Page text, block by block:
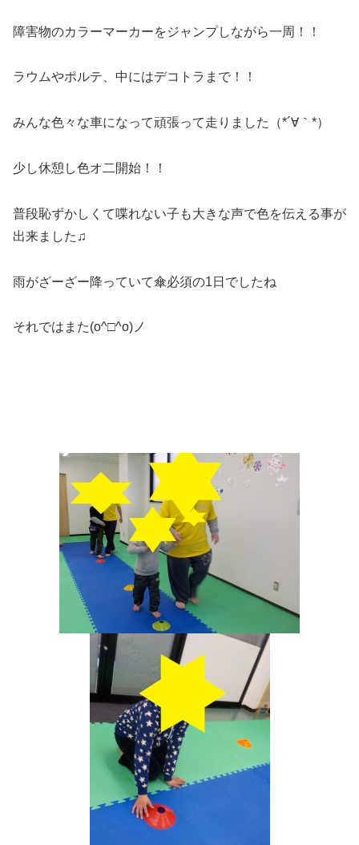
障害物のカラーマーカーをジャンプしながら一周！！
ラウムやポルテ、中にはデコトラまで！！
みんな色々な車になって頑張って走りました（*´∀｀*）
少し休憩し色オ二開始！！
普段恥ずかしくて喋れない子も大きな声で色を伝える事が
出来ました♫
雨がざーざー降っていて傘必須の1日でしたね
それではまた(o^□^o)ノ